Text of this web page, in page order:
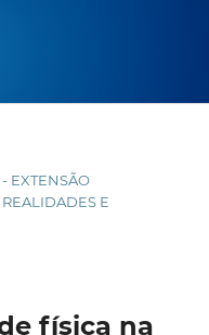
EXTENSÃO
E
física na